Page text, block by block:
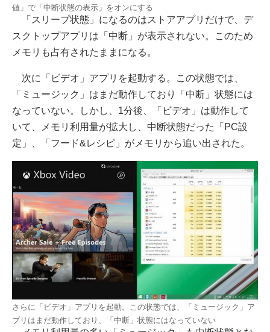
値」で「中断状態の表示」をオンにする
「スリープ状態」になるのはストアアプリだけで、デ
スクトップアプリは「中断」が表示されない。このため
メモリも占有されたままになる。
次に「ビデオ」アプリを起動する。この状態では、
「ミュージック」はまだ動作しており「中断」状態には
なっていない。しかし、1分後、「ビデオ」は動作して
いて、メモリ利用量が拡大し、中断状態だった「PC設
定」、「フード&レシピ」がメモリから追い出された。
さらに「ビデオ」アプリを起動。この状態では、「ミュージック」ア
プリはまだ動作しており、「中断」状態にはなっていない